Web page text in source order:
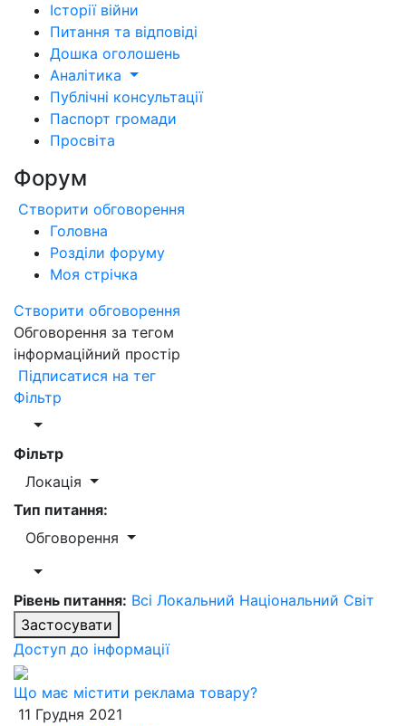
Історії війни
Питання та відповіді
Дошка оголошень
Аналітика
Публічні консультації
Паспорт громади
Просвіта
Форум
Створити обговорення
Головна
Розділи форуму
Моя стрічка
Створити обговорення
Обговорення за тегом
інформаційний простір
Підписатися на тег
Фільтр
Фільтр
Локація
Тип питання:
Обговорення
Рівень питання: Всі Локальний Національний Світ
Застосувати
Доступ до інформації
Що має містити реклама товару?
11 Грудня 2021